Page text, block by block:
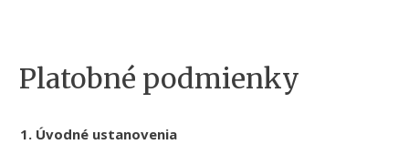
Platobné podmienky
1. Úvodné ustanovenia